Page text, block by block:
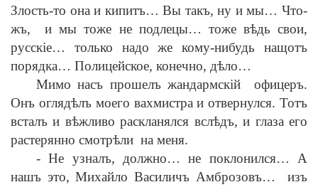
Злость-то она и кипитъ… Вы такъ, ну и мы… Что-
жъ, и мы тоже не подлецы… тоже вѣдь свои,
русскiе… только надо же кому-нибудь нащотъ
порядка… Полицейское, конечно, дѣло…
Мимо насъ прошелъ жандармскiй офицеръ.
Онъ оглядѣлъ моего вахмистра и отвернулся. Тотъ
всталъ и вѣжливо раскланялся вслѣдъ, и глаза его
растерянно смотрѣли на меня.
- Не узналъ, должно… не поклонился… А
нашъ это, Михайло Василичъ Амброзовъ… изъ